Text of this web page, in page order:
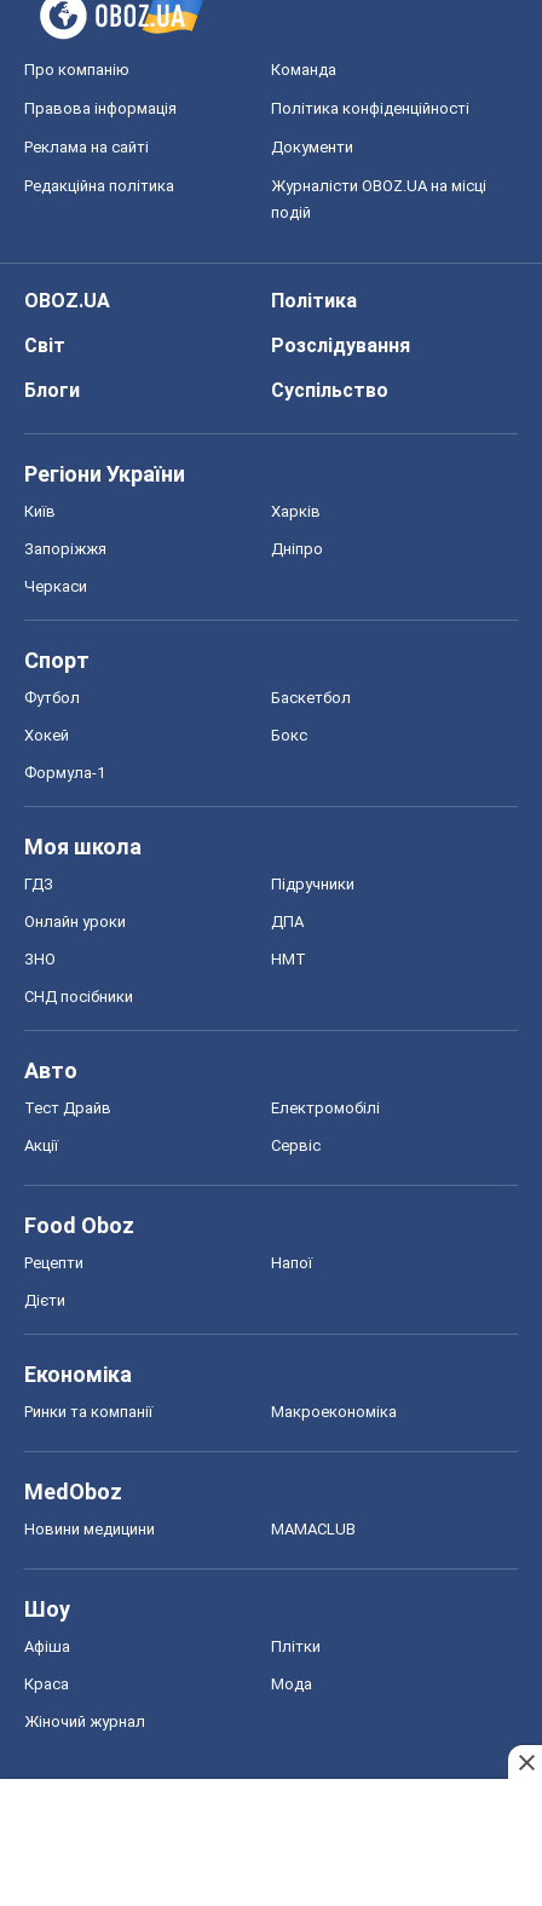
Про компанію Команда
Правова інформація Політика конфіденційності
Реклама на сайті Документи
Редакційна політика
Журналісти OBOZ.UA на місці
подій
OBOZ.UA
Політика
Світ
Розслідування
Блоги
Суспільство
Регіони України
Київ Харків
Запоріжжя Дніпро
Черкаси
Спорт
Футбол Баскетбол
Хокей Бокс
Формула-1
Моя школа
ГДЗ Підручники
Онлайн уроки ДПА
ЗНО НМТ
СНД посібники
Авто
Тест Драйв Електромобілі
Акції Сервіс
Food Oboz
Рецепти Напої
Дієти
Економіка
Ринки та компанії Макроекономіка
MedOboz
Новини медицини MAMACLUB
Шоу
Афіша Плітки
Краса Мода
Жіночий журнал